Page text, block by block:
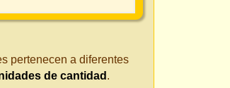
pertenecen a diferentes
de cantidad .